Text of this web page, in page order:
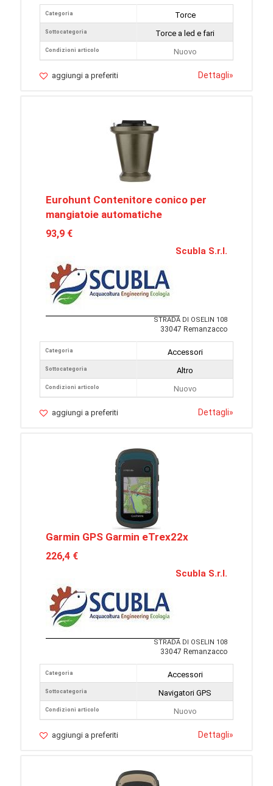
Categoria
Sottocategoria
Condizioni articolo
Torce
Torce a led e fari
Nuovo
aggiungi a preferiti Dettagli»
Eurohunt Contenitore conico per
mangiatoie automatiche
93,9 €
Scubla S.r.l.
STRADA DI OSELIN 108
33047 Remanzacco
Categoria
Sottocategoria
Condizioni articolo
Accessori
Altro
Nuovo
aggiungi a preferiti Dettagli»
Garmin GPS Garmin eTrex22x
226,4 €
Scubla S.r.l.
STRADA DI OSELIN 108
33047 Remanzacco
Categoria
Sottocategoria
Condizioni articolo
Accessori
Navigatori GPS
Nuovo
aggiungi a preferiti Dettagli»